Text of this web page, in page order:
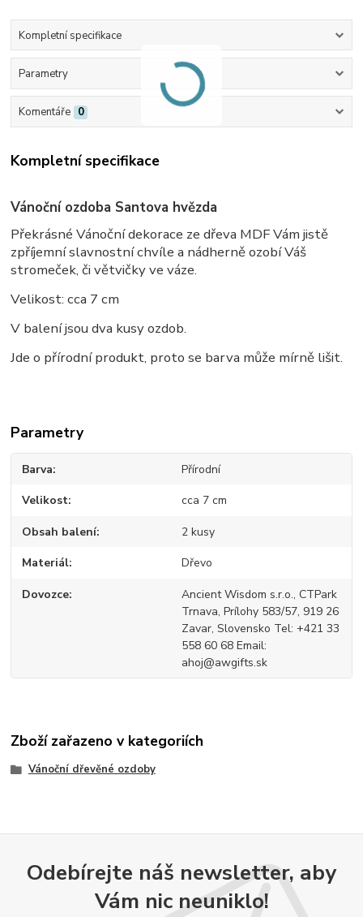
Kompletní specifikace
Parametry
Komentáře 0
Kompletní specifikace
Vánoční ozdoba Santova hvězda
Překrásné Vánoční dekorace ze dřeva MDF Vám jistě
zpříjemní slavnostní chvíle a nádherně ozobí Váš
stromeček, či větvičky ve váze.
Velikost: cca 7 cm
V balení jsou dva kusy ozdob.
Jde o přírodní produkt, proto se barva může mírně lišit.
Parametry
Barva Přírodní
Velikost cca 7 cm
Obsah balení 2 kusy
Materiál Dřevo
Dovozce
Ancient Wisdom s.r.o., CTPark
Trnava, Prílohy 583/57, 919 26
Zavar, Slovensko Tel: +421 33
558 60 68 Email:
ahoj@awgifts.sk
Zboží zařazeno v kategoriích
Vánoční dřevěné ozdoby
Odebírejte náš newsletter, aby
Vám nic neuniklo!